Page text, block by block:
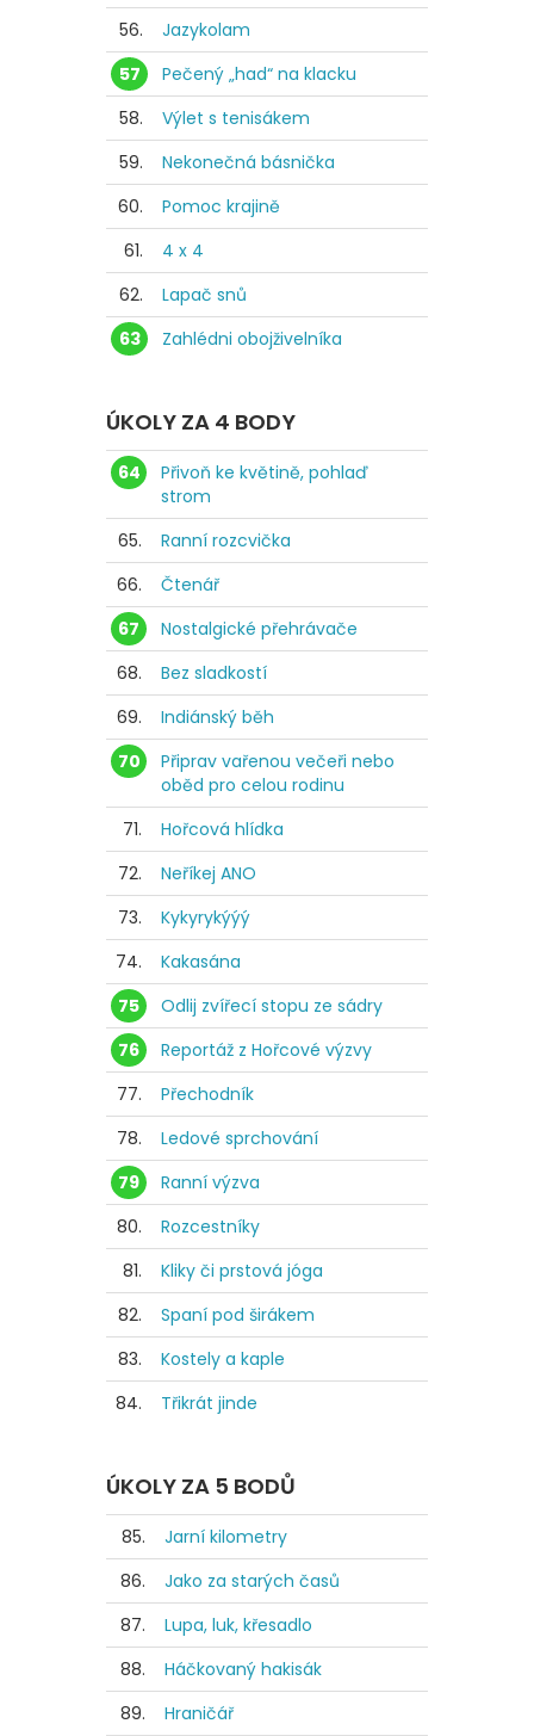
56.
Jazykolam
57
Pečený „had“ na klacku
58.
Výlet s tenisákem
59.
Nekonečná básnička
60.
Pomoc krajině
61.
4 x 4
62.
Lapač snů
63
Zahlédni obojživelníka
ÚKOLY ZA 4 BODY
64
Přivoň ke květině, pohlaď
strom
65.
Ranní rozcvička
66.
Čtenář
67
Nostalgické přehrávače
68.
Bez sladkostí
69.
Indiánský běh
70
Připrav vařenou večeři nebo
oběd pro celou rodinu
71.
Hořcová hlídka
72.
Neříkej ANO
73.
Kykyrykýýý
74.
Kakasána
75
Odlij zvířecí stopu ze sádry
76
Reportáž z Hořcové výzvy
77.
Přechodník
78.
Ledové sprchování
79
Ranní výzva
80.
Rozcestníky
81.
Kliky či prstová jóga
82.
Spaní pod širákem
83.
Kostely a kaple
84.
Třikrát jinde
ÚKOLY ZA 5 BODŮ
85.
Jarní kilometry
86.
Jako za starých časů
87.
Lupa, luk, křesadlo
88.
Háčkovaný hakisák
89.
Hraničář